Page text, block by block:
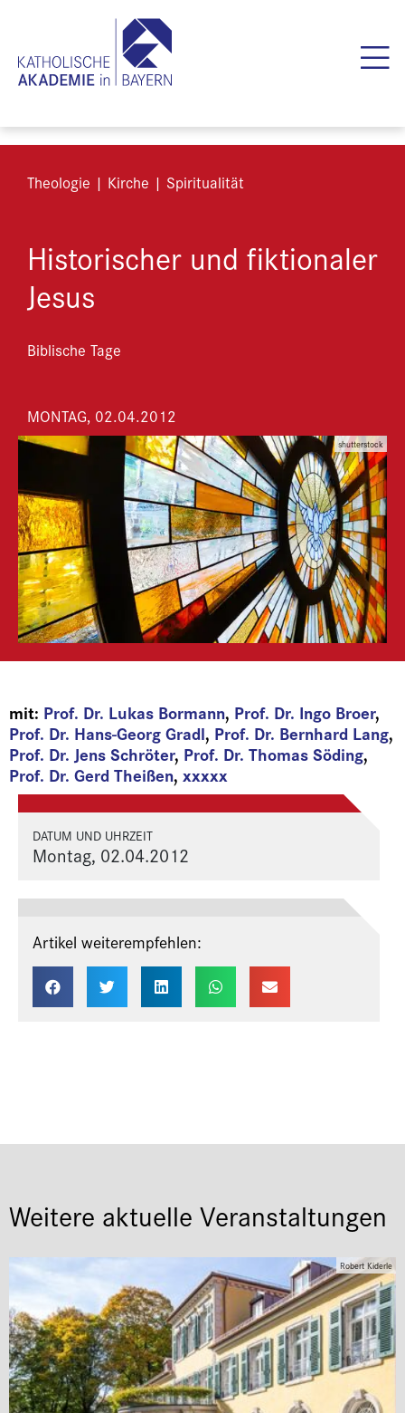
Theologie | Kirche | Spiritualität
Historischer und fiktionaler
Jesus
Biblische Tage
MONTAG, 02.04.2012
shutterstock
mit: Prof. Dr. Lukas Bormann, Prof. Dr. Ingo Broer,
Prof. Dr. Hans-Georg Gradl, Prof. Dr. Bernhard Lang,
Prof. Dr. Jens Schröter, Prof. Dr. Thomas Söding,
Prof. Dr. Gerd Theißen, xxxxx
DATUM UND UHRZEIT
Montag, 02.04.2012
Artikel weiterempfehlen:
Weitere aktuelle Veranstaltungen
Robert Kiderle